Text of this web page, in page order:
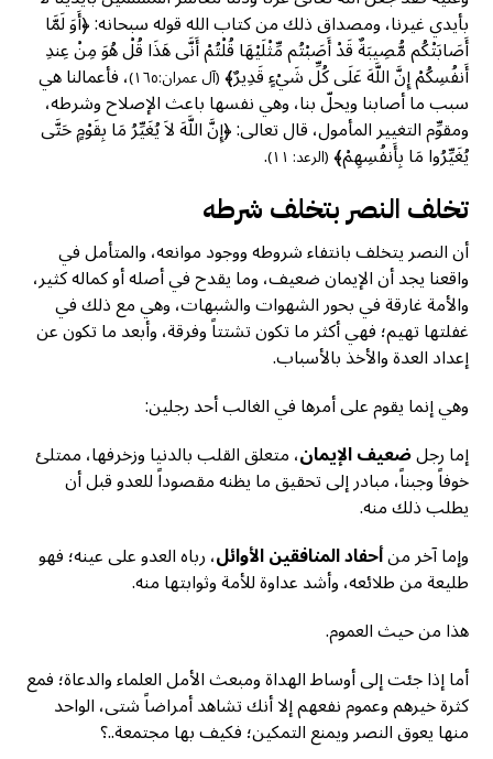
بأيدي غيرنا، ومصداق ذلك من كتاب الله قوله سبحانه: ﴿أَوَ لَمَّا
أَصَابَتْكُم مُّصِيبَةٌ قَدْ أَصَبْتُم مِّثْلَيْهَا قُلْتُمْ أَنَّى هَذَا قُلْ هُوَ مِنْ عِندِ
أَنفُسِكُمْ إِنَّ اللَّهَ عَلَى كُلِّ شَيْءٍ قَدِيرٌ﴾(آل عمران:١٦٥) ، فأعمالنا هي
سبب ما أصابنا ويحلّ بنا، وهي نفسها باعث الإصلاح وشرطه،
ومقوِّم التغيير المأمول، قال تعالى: ﴿إِنَّ اللَّهَ لاَ يُغَيِّرُ مَا بِقَوْمٍ حَتَّى
يُغَيِّرُوا مَا بِأَنفُسِهِمْ﴾(الرعد: ١١) .
تخلف النصر بتخلف شرطه
أن النصر يتخلف بانتفاء شروطه ووجود موانعه، والمتأمل في
واقعنا يجد أن الإيمان ضعيف، وما يقدح في أصله أو كماله كثير،
والأمة غارقة في بحور الشهوات والشبهات، وهي مع ذلك في
غفلتها تهيم؛ فهي أكثر ما تكون تشتتاً وفرقة، وأبعد ما تكون عن
إعداد العدة والأخذ بالأسباب.
وهي إنما يقوم على أمرها في الغالب أحد رجلين:
إما رجلضعيف الإيمان، متعلق القلب بالدنيا وزخرفها، ممتلئ
خوفاً وجبناً، مبادر إلى تحقيق ما يظنه مقصوداً للعدو قبل أن
يطلب ذلك منه.
وإما آخر منأحفاد المنافقين الأوائل، رباه العدو على عينه؛ فهو
طليعة من طلائعه، وأشد عداوة للأمة وثوابتها منه.
هذا من حيث العموم.
أما إذا جئت إلى أوساط الهداة ومبعث الأمل العلماء والدعاة؛ فمع
كثرة خيرهم وعموم نفعهم إلا أنك تشاهد أمراضاً شتى، الواحد
منها يعوق النصر ويمنع التمكين؛ فكيف بها مجتمعة..؟